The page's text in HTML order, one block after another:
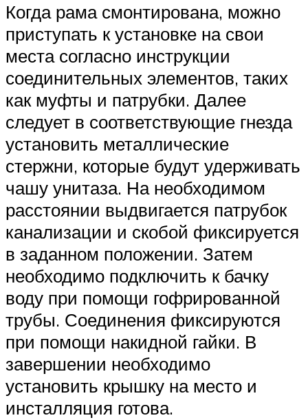
Когда рама смонтирована, можно
приступать к установке на свои
места согласно инструкции
соединительных элементов, таких
как муфты и патрубки. Далее
следует в соответствующие гнезда
установить металлические
стержни, которые будут удерживать
чашу унитаза. На необходимом
расстоянии выдвигается патрубок
канализации и скобой фиксируется
в заданном положении. Затем
необходимо подключить к бачку
воду при помощи гофрированной
трубы. Соединения фиксируются
при помощи накидной гайки. В
завершении необходимо
установить крышку на место и
инсталляция готова.